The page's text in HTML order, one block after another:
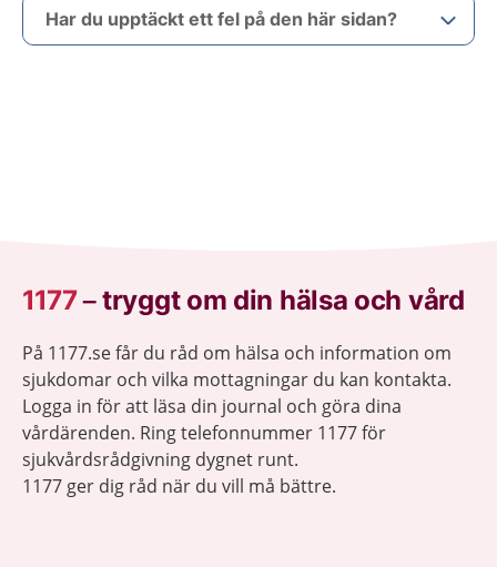
Har du upptäckt ett fel på den här sidan?
1177–tryggt om din hälsa och vård
På 1177.se får du råd om hälsa och information om
sjukdomar och vilka mottagningar du kan kontakta.
Logga in för att läsa din journal och göra dina
vårdärenden. Ring telefonnummer 1177 för
sjukvårdsrådgivning dygnet runt.
1177 ger dig råd när du vill må bättre.